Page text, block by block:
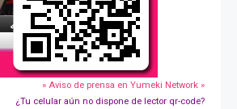
» Aviso de prensa en Yumeki Network »
¿Tu celular aún no dispone de lector qr-code?